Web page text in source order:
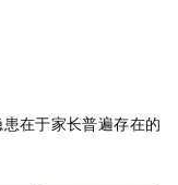
在于家长普遍存在的